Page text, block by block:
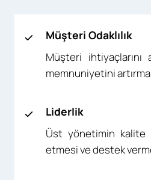
Müşteri Odaklılık
Müşteri
memnuniyetini
Liderlik
Üst yönetimin kalite
etmesi ve destek